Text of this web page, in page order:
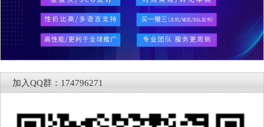
加入QQ群：174796271